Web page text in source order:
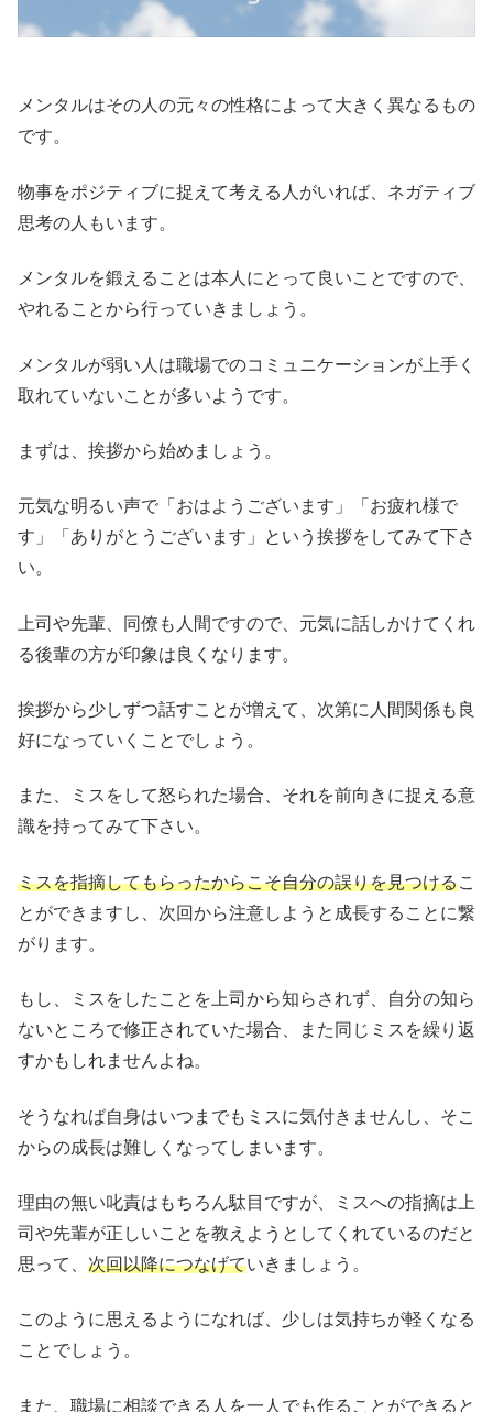
メンタルはその人の元々の性格によって大きく異なるもの
です。
物事をポジティブに捉えて考える人がいれば、ネガティブ
思考の人もいます。
メンタルを鍛えることは本人にとって良いことですので、
やれることから行っていきましょう。
メンタルが弱い人は職場でのコミュニケーションが上手く
取れていないことが多いようです。
まずは、挨拶から始めましょう。
元気な明るい声で「おはようございます」「お疲れ様で
す」「ありがとうございます」という挨拶をしてみて下さ
い。
上司や先輩、同僚も人間ですので、元気に話しかけてくれ
る後輩の方が印象は良くなります。
挨拶から少しずつ話すことが増えて、次第に人間関係も良
好になっていくことでしょう。
また、ミスをして怒られた場合、それを前向きに捉える意
識を持ってみて下さい。
ミスを指摘してもらったからこそ自分の誤りを見つけるこ
とができますし、次回から注意しようと成長することに繋
がります。
もし、ミスをしたことを上司から知らされず、自分の知ら
ないところで修正されていた場合、また同じミスを繰り返
すかもしれませんよね。
そうなれば自身はいつまでもミスに気付きませんし、そこ
からの成長は難しくなってしまいます。
理由の無い叱責はもちろん駄目ですが、ミスへの指摘は上
司や先輩が正しいことを教えようとしてくれているのだと
思って、 次回以降につなげていきましょう。
このように思えるようになれば、少しは気持ちが軽くなる
ことでしょう。
また、職場に相談できる人を一人でも作ることができると